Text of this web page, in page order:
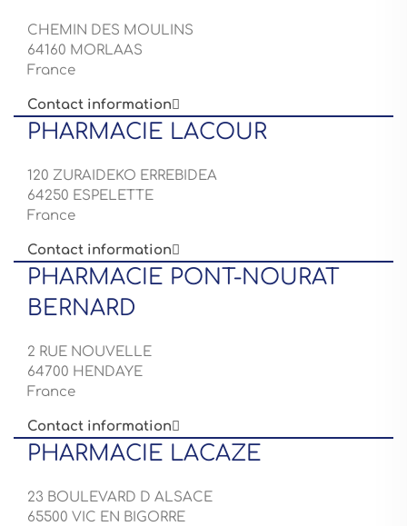
CHEMIN DES MOULINS
64160 MORLAAS
France
Contact information
PHARMACIE LACOUR
120 ZURAIDEKO ERREBIDEA
64250 ESPELETTE
France
Contact information
PHARMACIE PONT-NOURAT
BERNARD
2 RUE NOUVELLE
64700 HENDAYE
France
Contact information
PHARMACIE LACAZE
23 BOULEVARD D ALSACE
65500 VIC EN BIGORRE